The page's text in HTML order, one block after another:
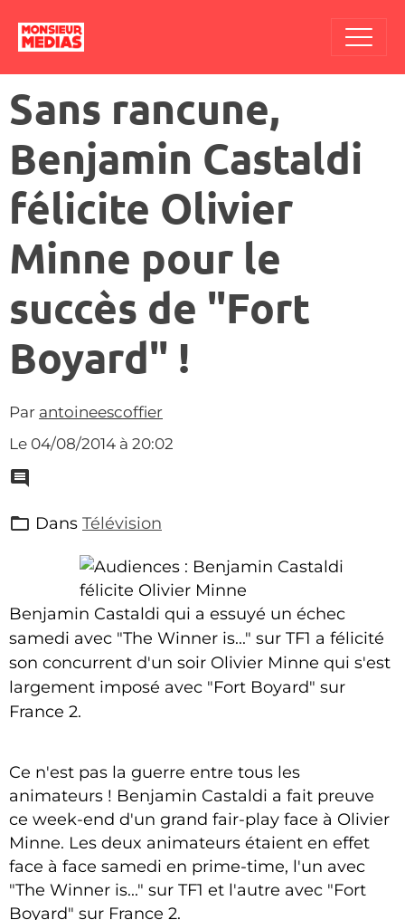
Sans rancune,
Benjamin Castaldi
félicite Olivier
Minne pour le
succès de "Fort
Boyard" !
Par antoineescoffier
Le 04/08/2014 à 20:02
Dans Télévision
Benjamin Castaldi qui a essuyé un échec
samedi avec "The Winner is..." sur TF1 a félicité
son concurrent d'un soir Olivier Minne qui s'est
largement imposé avec "Fort Boyard" sur
France 2.
Ce n'est pas la guerre entre tous les
animateurs ! Benjamin Castaldi a fait preuve
ce week-end d'un grand fair-play face à Olivier
Minne. Les deux animateurs étaient en effet
face à face samedi en prime-time, l'un avec
"The Winner is..." sur TF1 et l'autre avec "Fort
Boyard" sur France 2.